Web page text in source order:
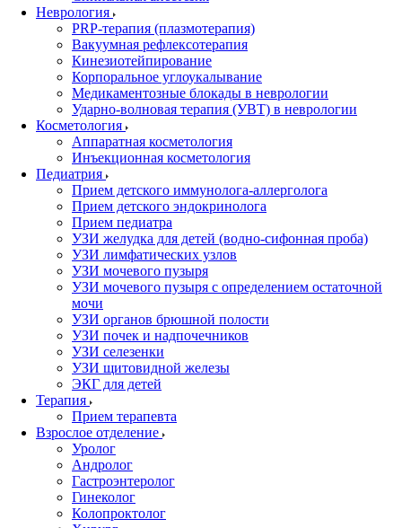
Неврология
PRP-терапия (плазмотерапия)
Вакуумная рефлексотерапия
Кинезиотейпирование
Корпоральное углоукалывание
Медикаментозные блокады в неврологии
Ударно-волновая терапия (УВТ) в неврологии
Косметология
Аппаратная косметология
Инъекционная косметология
Педиатрия
Прием детского иммунолога-аллерголога
Прием детского эндокринолога
Прием педиатра
УЗИ желудка для детей (водно-сифонная проба)
УЗИ лимфатических узлов
УЗИ мочевого пузыря
УЗИ мочевого пузыря с определением остаточной
мочи
УЗИ органов брюшной полости
УЗИ почек и надпочечников
УЗИ селезенки
УЗИ щитовидной железы
ЭКГ для детей
Терапия
Прием терапевта
Взрослое отделение
Уролог
Андролог
Гастроэнтеролог
Гинеколог
Колопроктолог